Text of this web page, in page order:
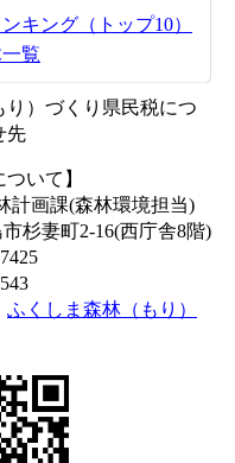
キング（トップ10）
覧
）づくり県民税につ
先
いて】
計画課(森林環境担当)
杉妻町2-16(西庁舎8階)
ふくしま森林（もり）